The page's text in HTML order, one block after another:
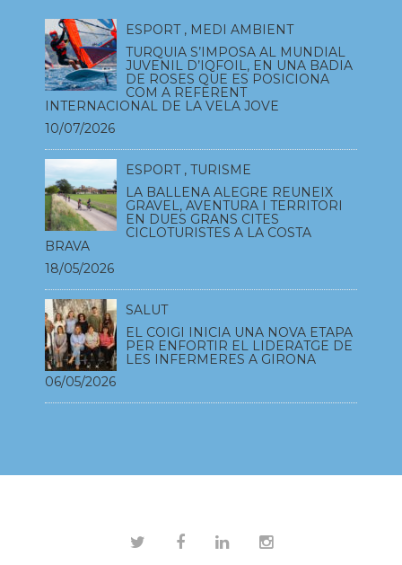
ESPORT, MEDI AMBIENT
TURQUIA S’IMPOSA AL MUNDIAL
JUVENIL D’IQFOIL, EN UNA BADIA
DE ROSES QUE ES POSICIONA
COM A REFERENT
INTERNACIONAL DE LA VELA JOVE
10/07/2026
ESPORT, TURISME
LA BALLENA ALEGRE REUNEIX
GRAVEL, AVENTURA I TERRITORI
EN DUES GRANS CITES
CICLOTURISTES A LA COSTA
BRAVA
18/05/2026
SALUT
EL COIGI INICIA UNA NOVA ETAPA
PER ENFORTIR EL LIDERATGE DE
LES INFERMERES A GIRONA
06/05/2026